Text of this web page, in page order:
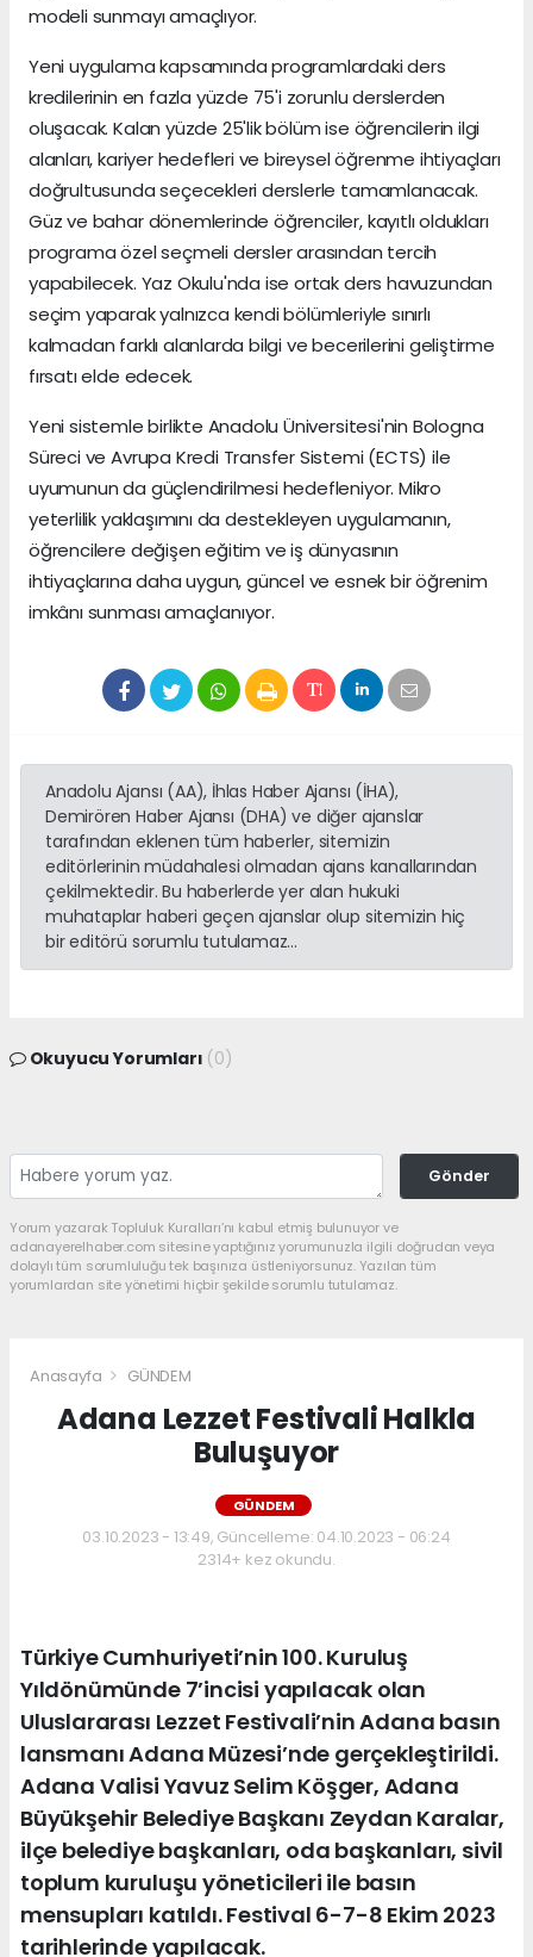
modeli sunmayı amaçlıyor.
Yeni uygulama kapsamında programlardaki ders
kredilerinin en fazla yüzde 75'i zorunlu derslerden
oluşacak. Kalan yüzde 25'lik bölüm ise öğrencilerin ilgi
alanları, kariyer hedefleri ve bireysel öğrenme ihtiyaçları
doğrultusunda seçecekleri derslerle tamamlanacak.
Güz ve bahar dönemlerinde öğrenciler, kayıtlı oldukları
programa özel seçmeli dersler arasından tercih
yapabilecek. Yaz Okulu'nda ise ortak ders havuzundan
seçim yaparak yalnızca kendi bölümleriyle sınırlı
kalmadan farklı alanlarda bilgi ve becerilerini geliştirme
fırsatı elde edecek.
Yeni sistemle birlikte Anadolu Üniversitesi'nin Bologna
Süreci ve Avrupa Kredi Transfer Sistemi (ECTS) ile
uyumunun da güçlendirilmesi hedefleniyor. Mikro
yeterlilik yaklaşımını da destekleyen uygulamanın,
öğrencilere değişen eğitim ve iş dünyasının
ihtiyaçlarına daha uygun, güncel ve esnek bir öğrenim
imkânı sunması amaçlanıyor.
Anadolu Ajansı (AA), İhlas Haber Ajansı (İHA),
Demirören Haber Ajansı (DHA) ve diğer ajanslar
tarafından eklenen tüm haberler, sitemizin
editörlerinin müdahalesi olmadan ajans kanallarından
çekilmektedir. Bu haberlerde yer alan hukuki
muhataplar haberi geçen ajanslar olup sitemizin hiç
bir editörü sorumlu tutulamaz...
Okuyucu Yorumları (0)
Gönder
Yorum yazarak Topluluk Kuralları’nı kabul etmiş bulunuyor ve
adanayerelhaber.com sitesine yaptığınız yorumunuzla ilgili doğrudan veya
dolaylı tüm sorumluluğu tek başınıza üstleniyorsunuz. Yazılan tüm
yorumlardan site yönetimi hiçbir şekilde sorumlu tutulamaz.
Anasayfa GÜNDEM
Adana Lezzet Festivali Halkla
Buluşuyor
GÜNDEM
03.10.2023 - 13:49, Güncelleme: 04.10.2023 - 06:24
2314+ kez okundu.
Türkiye Cumhuriyeti’nin 100. Kuruluş
Yıldönümünde 7’incisi yapılacak olan
Uluslararası Lezzet Festivali’nin Adana basın
lansmanı Adana Müzesi’nde gerçekleştirildi.
Adana Valisi Yavuz Selim Köşger, Adana
Büyükşehir Belediye Başkanı Zeydan Karalar,
ilçe belediye başkanları, oda başkanları, sivil
toplum kuruluşu yöneticileri ile basın
mensupları katıldı. Festival 6-7-8 Ekim 2023
tarihlerinde yapılacak.